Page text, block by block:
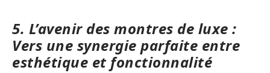
5. L’avenir des montres de luxe :
Vers une synergie parfaite entre
esthétique et fonctionnalité